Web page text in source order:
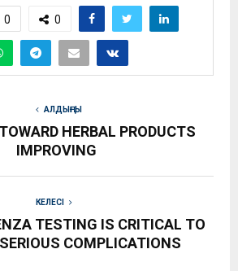
0 0
АЛДЫҢҒЫ
HERBAL PRODUCTS
IMPROVING
КЕЛЕСІ
TESTING IS CRITICAL TO
COMPLICATIONS